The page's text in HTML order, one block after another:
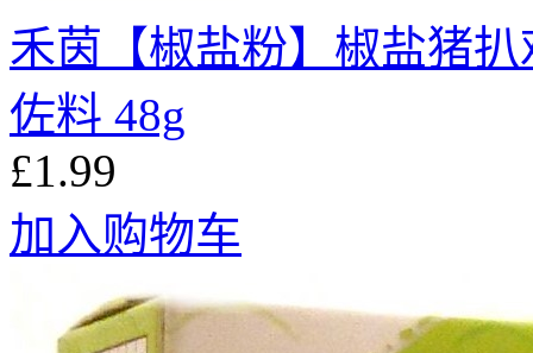
禾茵【椒盐粉】椒盐猪
佐料 48g
£1.99
加入购物车